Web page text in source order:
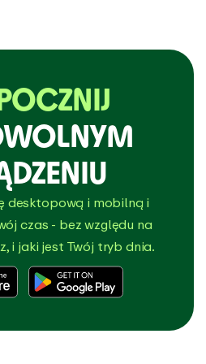
desktopową i mobilną i
czas - bez względu na
i jaki jest Twój tryb dnia.